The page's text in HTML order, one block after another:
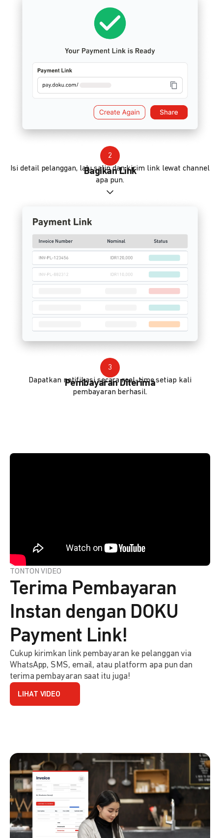
2
Bagikan Link
Isi detail pelanggan, lalu salin dan kirim link lewat channel
apa pun.
3
Pembayaran Diterima
Dapatkan notifikasi secara real-time setiap kali
pembayaran berhasil.
TONTON VIDEO
Terima Pembayaran
Instan dengan DOKU
Payment Link!
Cukup kirimkan link pembayaran ke pelanggan via
WhatsApp, SMS, email, atau platform apa pun dan
terima pembayaran saat itu juga!
LIHAT VIDEO